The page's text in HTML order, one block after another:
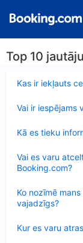
Top 10
Kas ir iekļauts
Vai ir iespējams
Kā es tieku
Vai es varu
Booking.com?
Ko nozīmē
vajadzīgs?
Kur es varu